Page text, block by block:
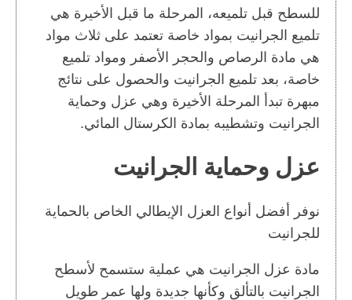
للسطح قبل تلميعه، المرحلة ما قبل الأخيرة هي
تلميع الجرانيت بمواد خاصة تعتمد على ثلاث مواد
هي مادة الرصاص والحجر الأصفر ومواد تلميع
خاصة، بعد تلميع الجرانيت والحصول على نتائج
مبهرة تبدأ المرحلة الأخيرة وهي عزل وحماية
الجرانيت وتشطيبه بمادة الكرستال المائي.
عزل وحماية الجرانيت
نوفر أفضل أنواع العزل الإيطالي الخاص بالحماية
للجرانيت
مادة عزل الجرانيت هي عملية ستسمح لأسطح
الجرانيت بالتألق وكأنها جديدة ولها عمر طويل